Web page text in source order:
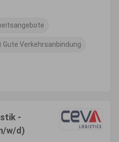
Gute Verkehrsanbindung
-
w/d)